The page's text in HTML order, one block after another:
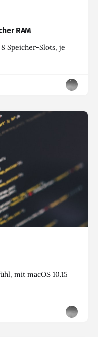
RAM
Speicher-Slots, je
mit macOS 10.15